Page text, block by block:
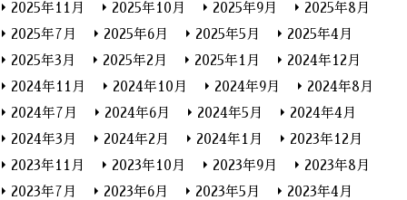
2025年11月
2025年10月 2025年9月
2025年8月
2025年7月
2025年6月 2025年5月
2025年4月
2025年3月
2025年2月 2025年1月
2024年12月
2024年11月
2024年10月 2024年9月
2024年8月
2024年7月
2024年6月 2024年5月
2024年4月
2024年3月
2024年2月 2024年1月
2023年12月
2023年11月
2023年10月 2023年9月
2023年8月
2023年7月
2023年6月 2023年5月
2023年4月